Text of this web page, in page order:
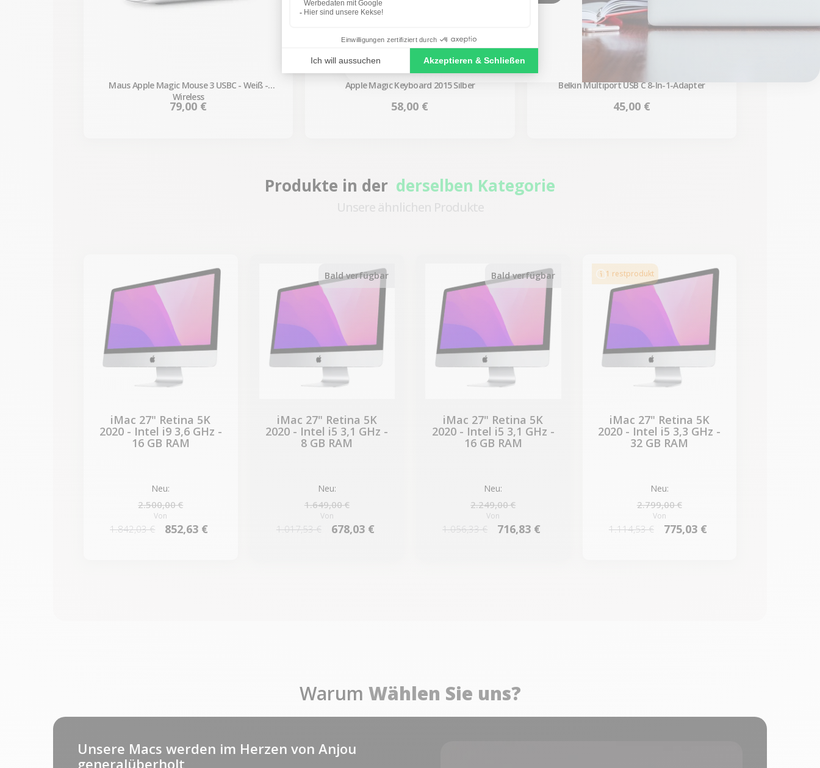
Maus Apple Magic Mouse 3 USBC - Weiß -
Wireless
Preis
79,00 €
Apple Magic Keyboard 2015 Silber
Preis
58,00 €
Belkin Multiport USB C 8-In-1-Adapter
Preis
45,00 €
Produkte in der derselben Kategorie
Unsere ähnlichen Produkte
iMac 27" Retina 5K
2020 - Intel i9 3,6 GHz -
16 GB RAM
Neu:
2.500,00 €
Von
1.842,03 € 852,63 €
Bald verfügbar
iMac 27" Retina 5K
2020 - Intel i5 3,1 GHz -
8 GB RAM
Neu:
1.649,00 €
Von
1.017,53 € 678,03 €
Bald verfügbar
iMac 27" Retina 5K
2020 - Intel i5 3,1 GHz -
16 GB RAM
Neu:
2.249,00 €
Von
1.056,33 € 716,83 €
1 restprodukt
iMac 27" Retina 5K
2020 - Intel i5 3,3 GHz -
32 GB RAM
Neu:
2.799,00 €
Von
1.114,53 € 775,03 €
Warum Wählen Sie uns?
Unsere Macs werden im Herzen von Anjou
generalüberholt